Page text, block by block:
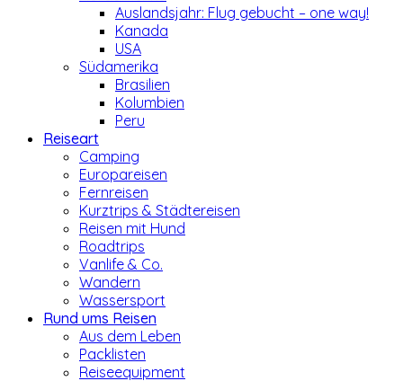
Auslandsjahr: Flug gebucht – one way!
Kanada
USA
Südamerika
Brasilien
Kolumbien
Peru
Reiseart
Camping
Europareisen
Fernreisen
Kurztrips & Städtereisen
Reisen mit Hund
Roadtrips
Vanlife & Co.
Wandern
Wassersport
Rund ums Reisen
Aus dem Leben
Packlisten
Reiseequipment